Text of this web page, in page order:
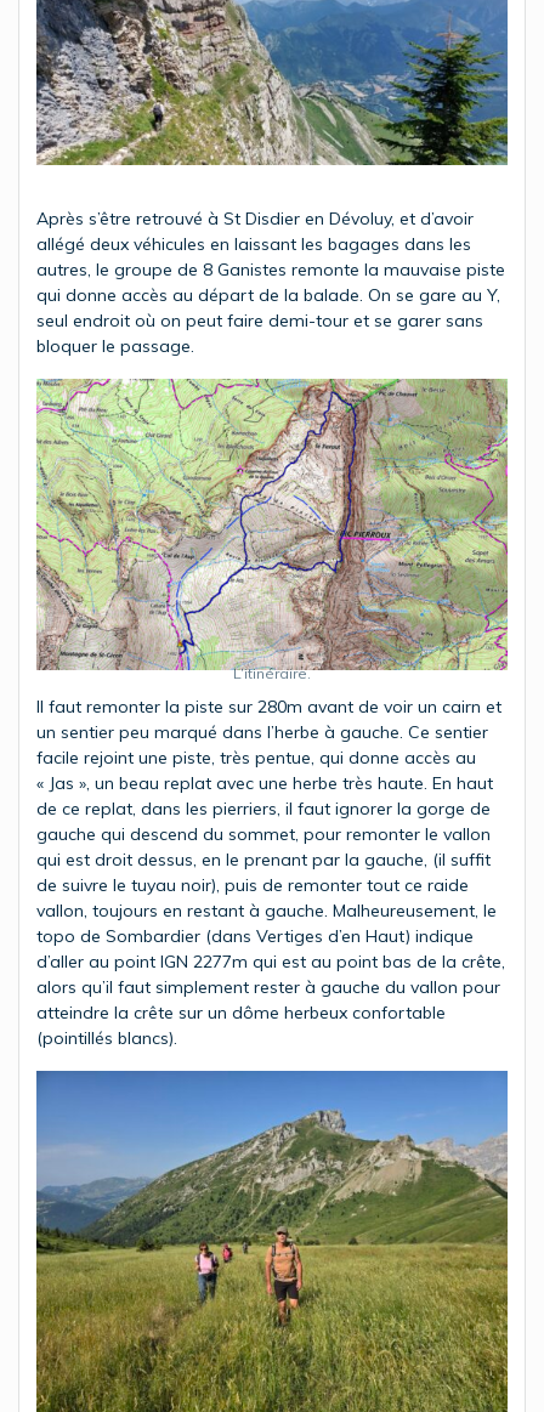
Après s’être retrouvé à St Disdier en Dévoluy, et d’avoir
allégé deux véhicules en laissant les bagages dans les
autres, le groupe de 8 Ganistes remonte la mauvaise piste
qui donne accès au départ de la balade. On se gare au Y,
seul endroit où on peut faire demi-tour et se garer sans
bloquer le passage.
L’itinéraire.
Il faut remonter la piste sur 280m avant de voir un cairn et
un sentier peu marqué dans l’herbe à gauche. Ce sentier
facile rejoint une piste, très pentue, qui donne accès au
« Jas », un beau replat avec une herbe très haute. En haut
de ce replat, dans les pierriers, il faut ignorer la gorge de
gauche qui descend du sommet, pour remonter le vallon
qui est droit dessus, en le prenant par la gauche, (il suffit
de suivre le tuyau noir), puis de remonter tout ce raide
vallon, toujours en restant à gauche. Malheureusement, le
topo de Sombardier (dans Vertiges d’en Haut) indique
d’aller au point IGN 2277m qui est au point bas de la crête,
alors qu’il faut simplement rester à gauche du vallon pour
atteindre la crête sur un dôme herbeux confortable
(pointillés blancs).